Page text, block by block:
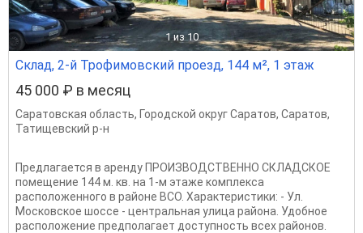
1 из 10
Склад, 2-й Трофимовский проезд, 144 м², 1 этаж
45 000 ₽ в месяц
Саратовская область, Городской округ Саратов, Саратов,
Татищевский р-н
Предлагается в аренду ПРОИЗВОДСТВЕННО СКЛАДСКОЕ
помещение 144 м. кв. на 1-м этаже комплекса
расположенного в районе ВСО. Характеристики: - Ул.
Московское шоссе - центральная улица района. Удобное
расположение предполагает доступность всех районов.